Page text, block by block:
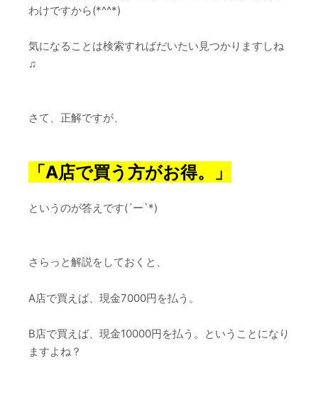
わけですから(*^^*)
気になることは検索すればだいたい見つかりますしね
♫
さて、正解ですが、
「A店で買う方がお得。」
というのが答えです(´ー`*)
さらっと解説をしておくと、
A店で買えば、現金7000円を払う。
B店で買えば、現金10000円を払う。ということになり
ますよね？